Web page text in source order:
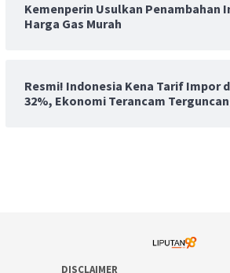
Kemenperin Usulkan Penambahan
Harga Gas Murah
Resmi! Indonesia Kena Tarif Impor
32%, Ekonomi Terancam
DISCLAIMER